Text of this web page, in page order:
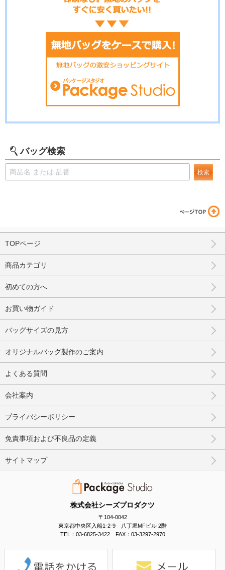
バッグ検索
検索
株式会社シーズプロダクツ
〒104-0042
東京都中央区入船1-2-9 八丁堀MFビル 2階
TEL：03-6825-3422 FAX：03-3297-2970
TOPページ
商品カテゴリ
初めての方へ
お買い物ガイド
バッグサイズの見方
オリジナルバッグ製作のご案内
よくある質問
会社案内
プライバシーポリシー
免責事項および不良品の定義
サイトマップ